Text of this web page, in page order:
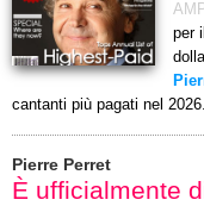
per
cantanti più pagati nel 2026.
Pierre Perret
È ufficialmente